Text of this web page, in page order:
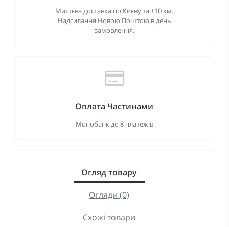
Миттєва доставка по Києву та +10 км.
Надсилання Новою Поштою в день
замовлення.
Оплата Частинами
Монобанк до 8 платежів
Огляд товару
Огляди (0)
Схожі товари